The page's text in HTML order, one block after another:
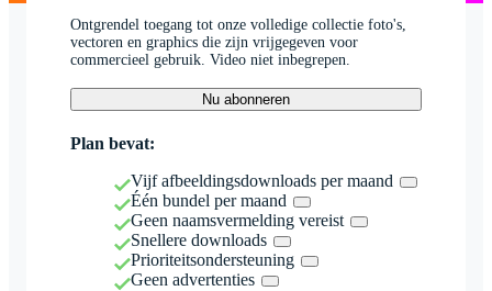
Ontgrendel toegang tot onze volledige collectie foto's,
vectoren en graphics die zijn vrijgegeven voor
commercieel gebruik. Video niet inbegrepen.
Nu abonneren
Plan bevat:
Vijf afbeeldingsdownloads per maand
Één bundel per maand
Geen naamsvermelding vereist
Snellere downloads
Prioriteitsondersteuning
Geen advertenties